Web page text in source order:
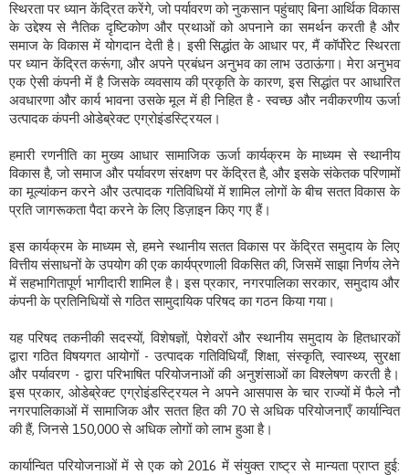
स्थिरता पर ध्यान केंद्रित करेंगे, जो पर्यावरण को नुकसान पहुंचाए बिना आर्थिक विकास
के उद्देश्य से नैतिक दृष्टिकोण और प्रथाओं को अपनाने का समर्थन करती है और
समाज के विकास में योगदान देती है। इसी सिद्धांत के आधार पर, मैं कॉर्पोरेट स्थिरता
पर ध्यान केंद्रित करूंगा, और अपने प्रबंधन अनुभव का लाभ उठाऊंगा। मेरा अनुभव
एक ऐसी कंपनी में है जिसके व्यवसाय की प्रकृति के कारण, इस सिद्धांत पर आधारित
अवधारणा और कार्य भावना उसके मूल में ही निहित है - स्वच्छ और नवीकरणीय ऊर्जा
उत्पादक कंपनी ओडेब्रेक्ट एग्रोइंडस्ट्रियल।
हमारी रणनीति का मुख्य आधार सामाजिक ऊर्जा कार्यक्रम के माध्यम से स्थानीय
विकास है, जो समाज और पर्यावरण संरक्षण पर केंद्रित है, और इसके संकेतक परिणामों
का मूल्यांकन करने और उत्पादक गतिविधियों में शामिल लोगों के बीच सतत विकास के
प्रति जागरूकता पैदा करने के लिए डिज़ाइन किए गए हैं।
इस कार्यक्रम के माध्यम से, हमने स्थानीय सतत विकास पर केंद्रित समुदाय के लिए
वित्तीय संसाधनों के उपयोग की एक कार्यप्रणाली विकसित की, जिसमें साझा निर्णय लेने
में सहभागितापूर्ण भागीदारी शामिल है। इस प्रकार, नगरपालिका सरकार, समुदाय और
कंपनी के प्रतिनिधियों से गठित सामुदायिक परिषद का गठन किया गया।
यह परिषद तकनीकी सदस्यों, विशेषज्ञों, पेशेवरों और स्थानीय समुदाय के हितधारकों
द्वारा गठित विषयगत आयोगों - उत्पादक गतिविधियाँ, शिक्षा, संस्कृति, स्वास्थ्य, सुरक्षा
और पर्यावरण - द्वारा परिभाषित परियोजनाओं की अनुशंसाओं का विश्लेषण करती है।
इस प्रकार, ओडेब्रेक्ट एग्रोइंडस्ट्रियल ने अपने आसपास के चार राज्यों में फैले नौ
नगरपालिकाओं में सामाजिक और सतत हित की 70 से अधिक परियोजनाएँ कार्यान्वित
की हैं, जिनसे 150,000 से अधिक लोगों को लाभ हुआ है।
कार्यान्वित परियोजनाओं में से एक को 2016 में संयुक्त राष्ट्र से मान्यता प्राप्त हुई: